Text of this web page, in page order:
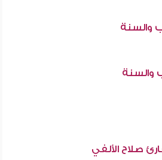
والسنة
والسنة
صلاح الألفي